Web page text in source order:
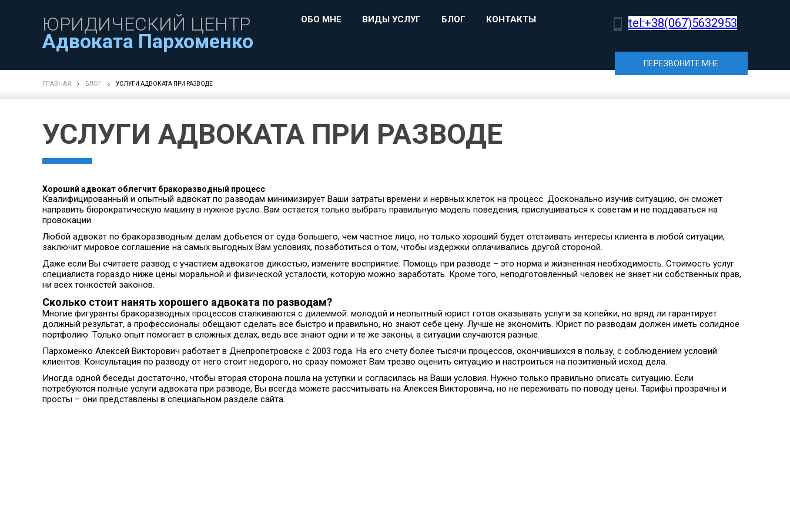
ЮРИДИЧЕСКИЙ ЦЕНТР
Адвоката Пархоменко
ОБО МНЕ ВИДЫ УСЛУГ БЛОГ КОНТАКТЫ tel:+38(067)5632953
ПЕРЕЗВОНИТЕ МНЕ
ГЛАВНАЯ БЛОГ УСЛУГИ АДВОКАТА ПРИ РАЗВОДЕ
УСЛУГИ АДВОКАТА ПРИ РАЗВОДЕ
Хороший адвокат облегчит бракоразводный процесс
Квалифицированный и опытный адвокат по разводам минимизирует Ваши затраты времени и нервных клеток на процесс. Досконально изучив ситуацию, он сможет
направить бюрократическую машину в нужное русло. Вам остается только выбрать правильную модель поведения, прислушиваться к советам и не поддаваться на
провокации.
Любой адвокат по бракоразводным делам добьется от суда большего, чем частное лицо, но только хороший будет отстаивать интересы клиента в любой ситуации,
заключит мировое соглашение на самых выгодных Вам условиях, позаботиться о том, чтобы издержки оплачивались другой стороной.
Даже если Вы считаете развод с участием адвокатов дикостью, измените восприятие. Помощь при разводе – это норма и жизненная необходимость. Стоимость услуг
специалиста гораздо ниже цены моральной и физической усталости, которую можно заработать. Кроме того, неподготовленный человек не знает ни собственных прав,
ни всех тонкостей законов.
Сколько стоит нанять хорошего адвоката по разводам?
Многие фигуранты бракоразводных процессов сталкиваются с дилеммой: молодой и неопытный юрист готов оказывать услуги за копейки, но вряд ли гарантирует
должный результат, а профессионалы обещают сделать все быстро и правильно, но знают себе цену. Лучше не экономить. Юрист по разводам должен иметь солидное
портфолию. Только опыт помогает в сложных делах, ведь все знают одни и те же законы, а ситуации случаются разные.
Пархоменко Алексей Викторович работает в Днепропетровске с 2003 года. На его счету более тысячи процессов, окончившихся в пользу, с соблюдением условий
клиентов. Консультация по разводу от него стоит недорого, но сразу поможет Вам трезво оценить ситуацию и настроиться на позитивный исход дела.
Иногда одной беседы достаточно, чтобы вторая сторона пошла на уступки и согласилась на Ваши условия. Нужно только правильно описать ситуацию. Если
потребуются полные услуги адвоката при разводе, Вы всегда можете рассчитывать на Алексея Викторовича, но не переживать по поводу цены. Тарифы прозрачны и
просты – они представлены в специальном разделе сайта.